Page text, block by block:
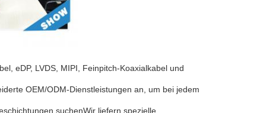
eDP, LVDS, MIPI, Feinpitch-Koaxialkabel und
OEM/ODM-Dienstleistungen an, um bei jedem
suchenWir liefern spezielle,